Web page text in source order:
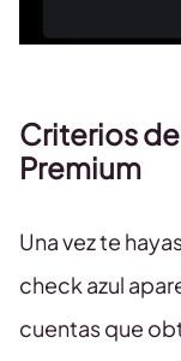
Criterios
Premium
Una vez te
check azul
cuentas que